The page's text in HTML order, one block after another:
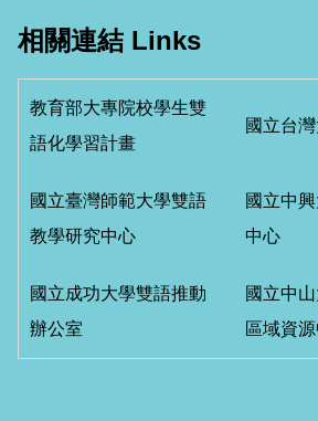
相關連結 Links
教育部大專院校學生雙
語化學習計畫
國立台
國立臺灣師範大學雙語
教學研究中心
國立中
中心
國立成功大學雙語推動
辦公室
國立中
區域資